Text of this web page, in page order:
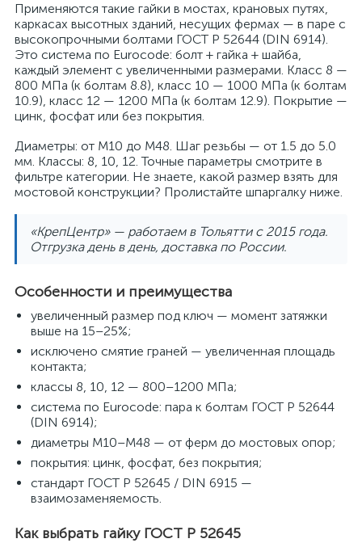
Применяются такие гайки в мостах, крановых путях,
каркасах высотных зданий, несущих фермах — в паре с
высокопрочными болтами ГОСТ Р 52644 (DIN 6914).
Это система по Eurocode: болт + гайка + шайба,
каждый элемент с увеличенными размерами. Класс 8 —
800 МПа (к болтам 8.8), класс 10 — 1000 МПа (к болтам
10.9), класс 12 — 1200 МПа (к болтам 12.9). Покрытие —
цинк, фосфат или без покрытия.
Диаметры: от M10 до M48. Шаг резьбы — от 1.5 до 5.0
мм. Классы: 8, 10, 12. Точные параметры смотрите в
фильтре категории. Не знаете, какой размер взять для
мостовой конструкции? Пролистайте шпаргалку ниже.
«КрепЦентр» — работаем в Тольятти с 2015 года.
Отгрузка день в день, доставка по России.
Особенности и преимущества
увеличенный размер под ключ — момент затяжки
выше на 15–25%;
исключено смятие граней — увеличенная площадь
контакта;
классы 8, 10, 12 — 800–1200 МПа;
система по Eurocode: пара к болтам ГОСТ Р 52644
(DIN 6914);
диаметры M10–M48 — от ферм до мостовых опор;
покрытия: цинк, фосфат, без покрытия;
стандарт ГОСТ Р 52645 / DIN 6915 —
взаимозаменяемость.
Как выбрать гайку ГОСТ Р 52645